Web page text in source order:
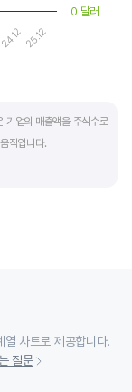
24.12 25.12
0 달러
기업의 매출액을 주식수로
직입니다.
열 차트로 제공합니다.
질문